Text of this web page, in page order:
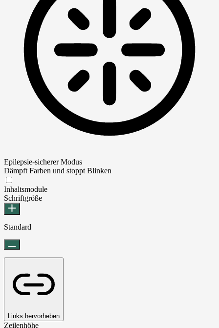
Epilepsie-sicherer Modus
Dämpft Farben und stoppt Blinken
Inhaltsmodule
Schriftgröße
Standard
Links hervorheben
Zeilenhöhe